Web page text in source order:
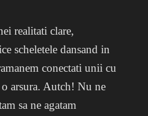
realitati clare,
scheletele dansand in
conectati unii cu
arsura. Autch! Nu ne
sa ne agatam